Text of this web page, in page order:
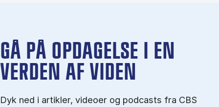
GÅ PÅ OPDAGELSE I EN
VERDEN AF VIDEN
Dyk ned i artikler, videoer og podcasts fra CBS